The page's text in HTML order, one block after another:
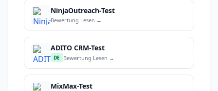
NinjaOutreach-Test
Bewertung Lesen →
ADITO CRM-Test
DE Bewertung Lesen →
MixMax-Test